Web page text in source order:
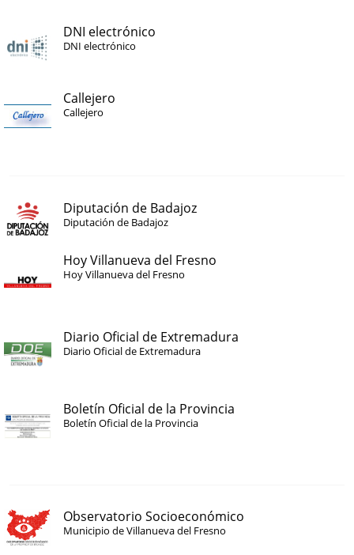
DNI electrónico
DNI electrónico
Callejero
Callejero
Diputación de Badajoz
Diputación de Badajoz
Hoy Villanueva del Fresno
Hoy Villanueva del Fresno
Diario Oficial de Extremadura
Diario Oficial de Extremadura
Boletín Oficial de la Provincia
Boletín Oficial de la Provincia
Observatorio Socioeconómico
Municipio de Villanueva del Fresno